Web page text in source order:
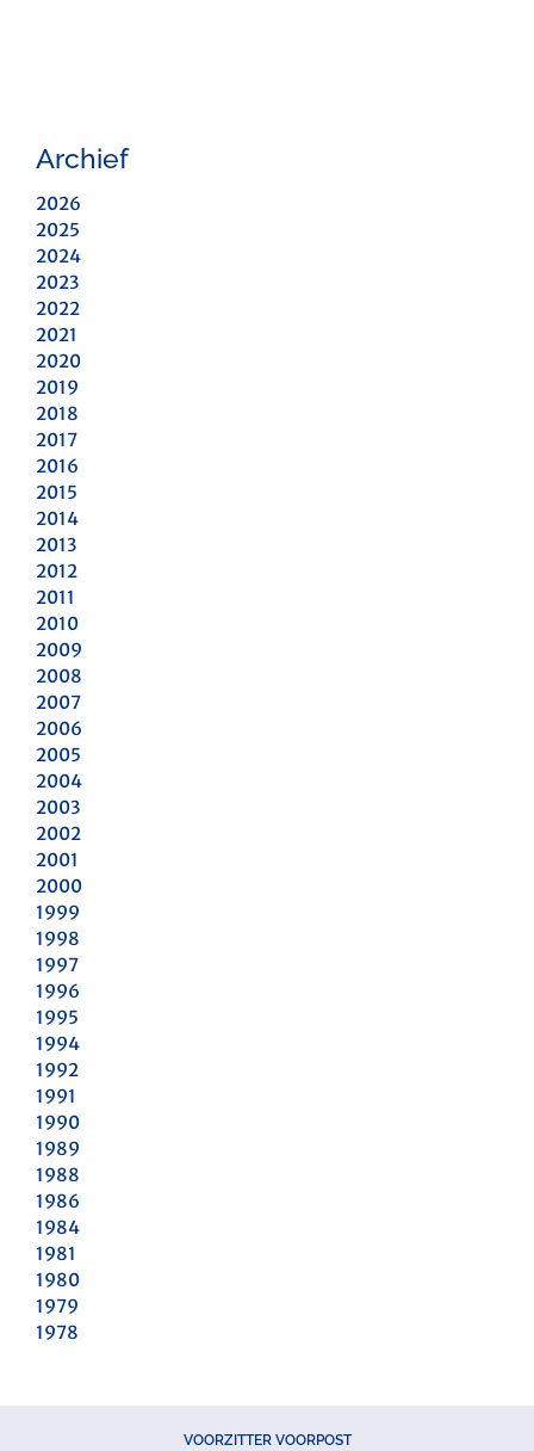
Archief
2026
2025
2024
2023
2022
2021
2020
2019
2018
2017
2016
2015
2014
2013
2012
2011
2010
2009
2008
2007
2006
2005
2004
2003
2002
2001
2000
1999
1998
1997
1996
1995
1994
1992
1991
1990
1989
1988
1986
1984
1981
1980
1979
1978
VOORZITTER VOORPOST